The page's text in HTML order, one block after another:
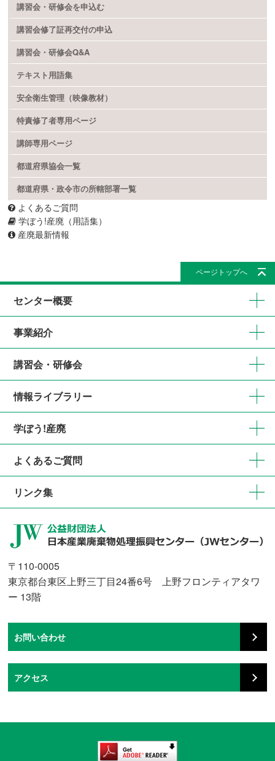
講習会・研修会を申込む
講習会修了証再交付の申込
講習会・研修会Q&A
テキスト用語集
安全衛生管理（映像教材）
特責修了者専用ページ
講師専用ページ
都道府県協会一覧
都道府県・政令市の所轄部署一覧
よくあるご質問
学ぼう!産廃（用語集）
産廃最新情報
ページトップへ
センター概要
事業紹介
講習会・研修会
情報ライブラリー
学ぼう!産廃
よくあるご質問
リンク集
〒110-0005
東京都台東区上野三丁目24番6号 上野フロンティアタワ
ー 13階
お問い合わせ
アクセス